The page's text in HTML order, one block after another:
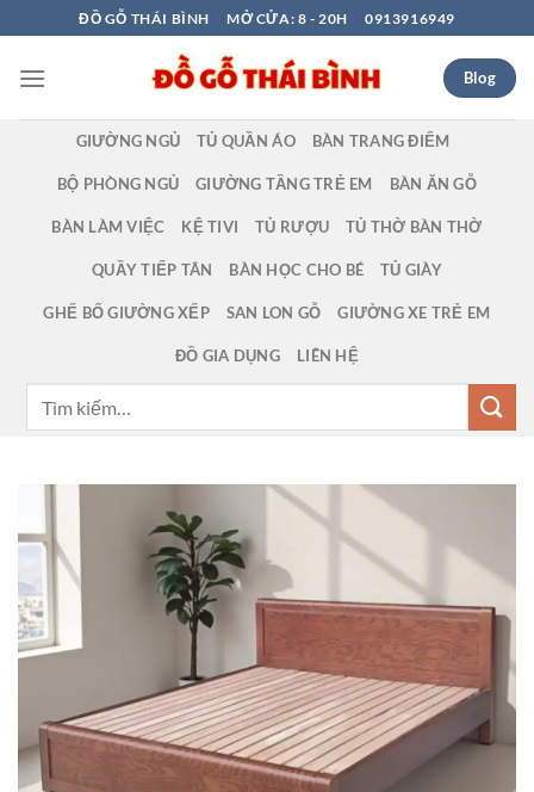
qua
nội
ĐỒ GỖ THÁI BÌNH MỞ CỬA: 8 - 20H 0913916949
Blog
GIƯỜNG NGỦ TỦ QUẦN ÁO BÀN TRANG ĐIỂM
BỘ PHÒNG NGỦ GIƯỜNG TẦNG TRẺ EM BÀN ĂN GỖ
BÀN LÀM VIỆC KỆ TIVI TỦ RƯỢU TỦ THỜ BÀN THỜ
QUẦY TIẾP TÂN BÀN HỌC CHO BÉ TỦ GIÀY
GHẾ BỐ GIƯỜNG XẾP SAN LON GỖ GIƯỜNG XE TRẺ EM
ĐỒ GIA DỤNG LIÊN HỆ